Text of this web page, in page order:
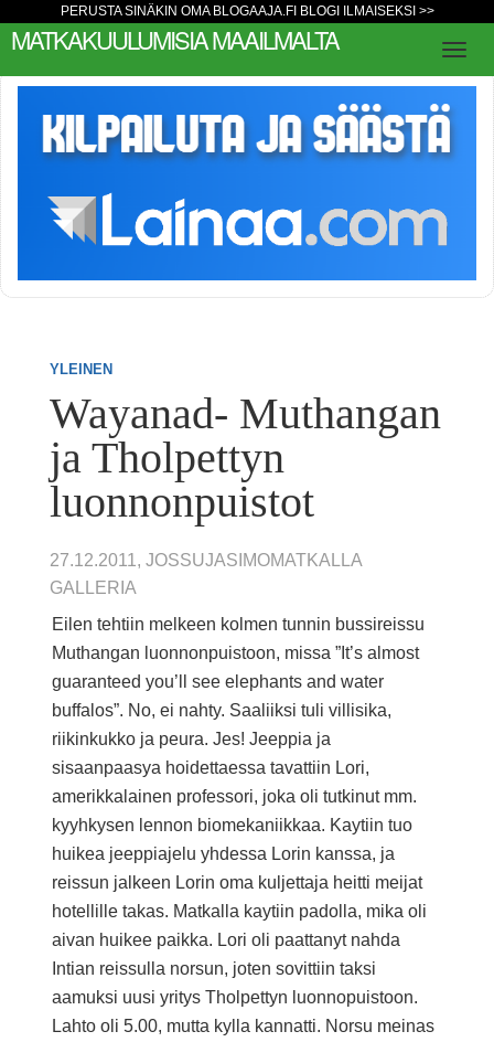
PERUSTA SINÄKIN OMA BLOGAAJA.FI BLOGI ILMAISEKSI >>
MATKAKUULUMISIA MAAILMALTA
YLEINEN
Wayanad- Muthangan
ja Tholpettyn
luonnonpuistot
27.12.2011, JOSSUJASIMOMATKALLA
GALLERIA
Eilen tehtiin melkeen kolmen tunnin bussireissu
Muthangan luonnonpuistoon, missa ”It’s almost
guaranteed you’ll see elephants and water
buffalos”. No, ei nahty. Saaliiksi tuli villisika,
riikinkukko ja peura. Jes! Jeeppia ja
sisaanpaasya hoidettaessa tavattiin Lori,
amerikkalainen professori, joka oli tutkinut mm.
kyyhkysen lennon biomekaniikkaa. Kaytiin tuo
huikea jeeppiajelu yhdessa Lorin kanssa, ja
reissun jalkeen Lorin oma kuljettaja heitti meijat
hotellille takas. Matkalla kaytiin padolla, mika oli
aivan huikee paikka. Lori oli paattanyt nahda
Intian reissulla norsun, joten sovittiin taksi
aamuksi uusi yritys Tholpettyn luonnopuistoon.
Lahto oli 5.00, mutta kylla kannatti. Norsu meinas